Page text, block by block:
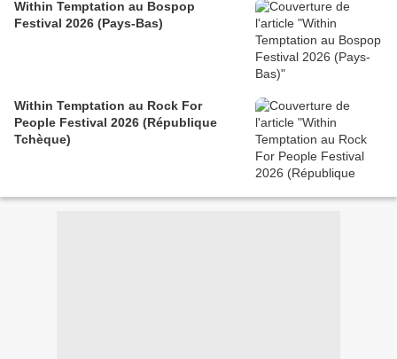
Within Temptation au Bospop
Festival 2026 (Pays-Bas)
Within Temptation au Rock For
People Festival 2026 (République
Tchèque)